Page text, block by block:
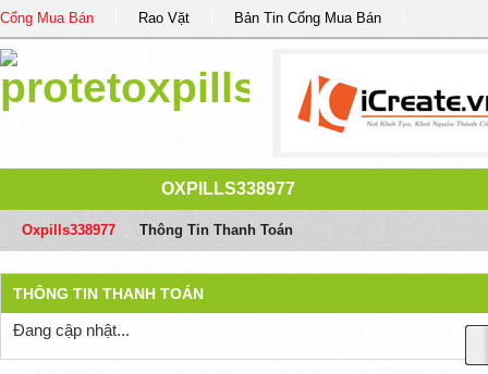
Cổng Mua Bán Rao Vặt Bản Tin Cổng Mua Bán
OXPILLS338977
Oxpills338977 Thông Tin Thanh Toán
THÔNG TIN THANH TOÁN
Đang cập nhật...